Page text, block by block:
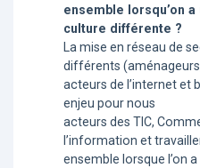
ensemble lorsqu’on a
culture différente ?
La mise en réseau de
différents
acteurs de l’internet et
enjeu pour nous
acteurs des TIC,
l’information et
ensemble lorsque l’on